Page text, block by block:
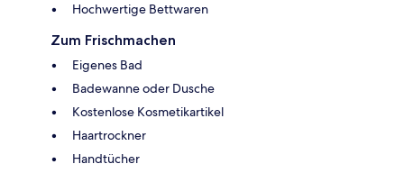
Hochwertige Bettwaren
Zum Frischmachen
Eigenes Bad
Badewanne oder Dusche
Kostenlose Kosmetikartikel
Haartrockner
Handtücher